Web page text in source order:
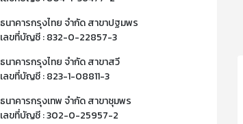
ธนาคารกรุงไทย จำกัด สาขาปฐมพร
เลขที่บัญชี : 832-0-22857-3​
ธนาคารกรุงไทย จำกัด สาขาสวี
เลขที่บัญชี : 823-1-08811-3​
ธนาคารกรุงเทพ จำกัด สาขาชุมพร
เลขที่บัญชี : 302-0-25957-2​